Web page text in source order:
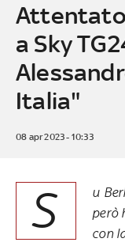
Attentato
a Sky
Italia"
08 apr 2023 - 10:33
S
u
però
con